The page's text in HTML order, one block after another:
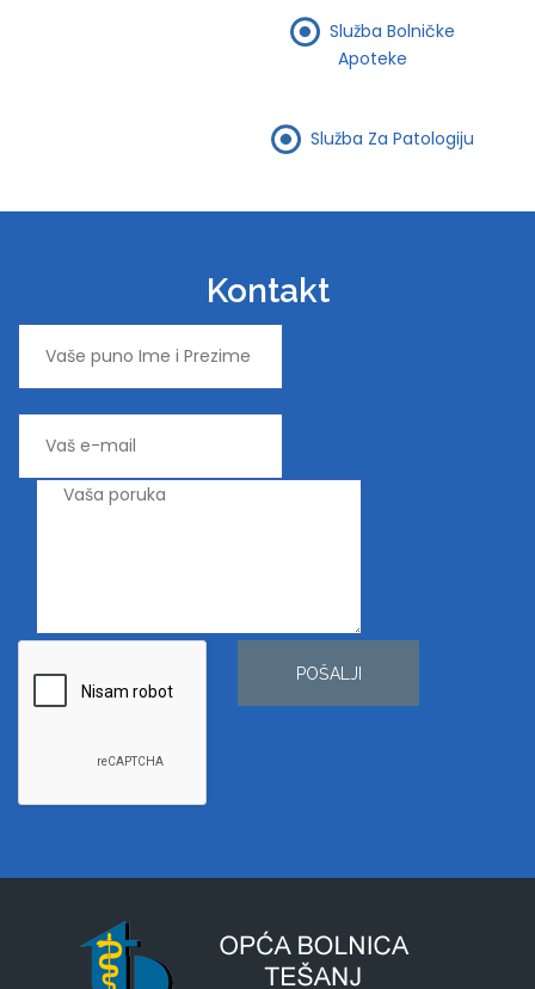
Služba Bolničke
Apoteke
Služba Za Patologiju
Kontakt
POŠALJI